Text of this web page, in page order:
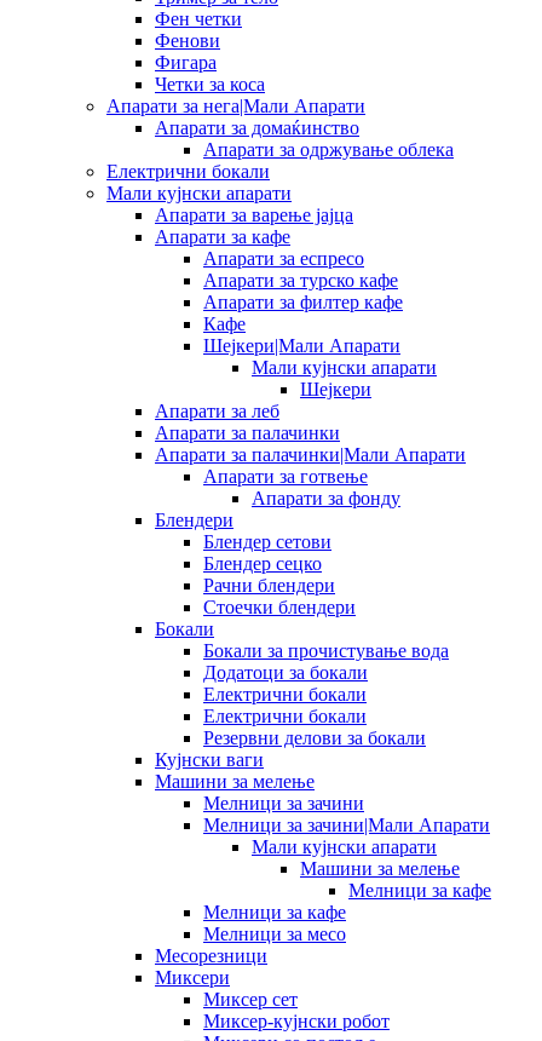
Фен четки
Фенови
Фигара
Четки за коса
Апарати за нега|Мали Апарати
Апарати за домаќинство
Апарати за одржување облека
Електрични бокали
Мали кујнски апарати
Апарати за варење јајца
Апарати за кафе
Апарати за еспресо
Апарати за турско кафе
Апарати за филтер кафе
Кафе
Шејкери|Мали Апарати
Мали кујнски апарати
Шејкери
Апарати за леб
Апарати за палачинки
Апарати за палачинки|Мали Апарати
Апарати за готвење
Апарати за фонду
Блендери
Блендер сетови
Блендер сецко
Рачни блендери
Стоечки блендери
Бокали
Бокали за прочистување вода
Додатоци за бокали
Електрични бокали
Електрични бокали
Резервни делови за бокали
Кујнски ваги
Машини за мелење
Мелници за зачини
Мелници за зачини|Мали Апарати
Мали кујнски апарати
Машини за мелење
Мелници за кафе
Мелници за кафе
Мелници за месо
Месорезници
Миксери
Миксер сет
Миксер-кујнски робот